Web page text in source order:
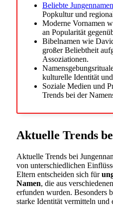
Beliebte Jungennamen
Popkultur und
Moderne Vornamen
an Popularität
Bibelnamen wie
großer Beliebtheit
Assoziationen.
kulturelle Identität
Soziale Medien und
Trends bei der
Aktuelle Trends
Aktuelle Trends bei
von unterschiedlichen
Eltern entscheiden sich für
Namen, die aus
erfunden wurden. Besonders
starke Identität vermitteln und